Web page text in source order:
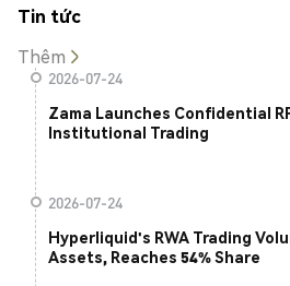
Tin tức
Thêm
2026-07-24
Zama Launches Confidential
Institutional Trading
2026-07-24
Hyperliquid's RWA Trading
Assets, Reaches 54% Share